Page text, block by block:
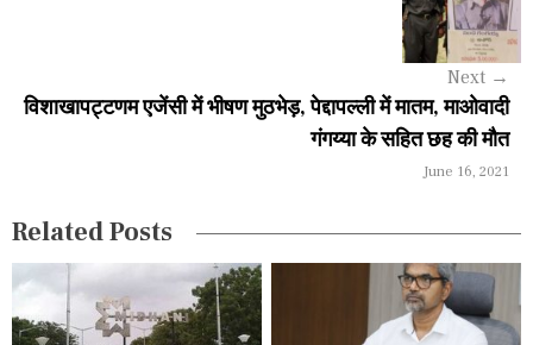
a
o
n
Next →
विशाखापट्टणम एजेंसी में भीषण मुठभेड़, पेद्दापल्ली में मातम, माओवादी
गंगय्या के सहित छह की मौत
June 16, 2021
Related Posts